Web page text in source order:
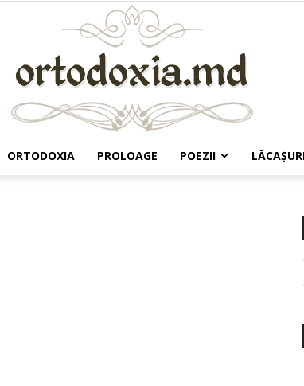
ORTODOXIA PROLOAGE POEZII